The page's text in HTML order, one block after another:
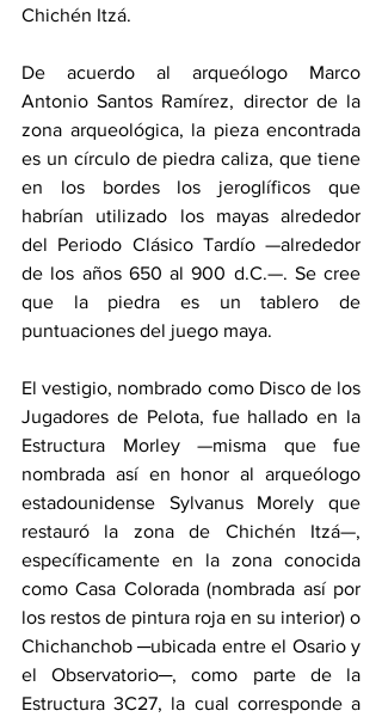
Chichén Itzá.
De acuerdo al arqueólogo Marco
Antonio Santos Ramírez, director de la
zona arqueológica, la pieza encontrada
es un círculo de piedra caliza, que tiene
en los bordes los jeroglíficos que
habrían utilizado los mayas alrededor
del Periodo Clásico Tardío —alrededor
de los años 650 al 900 d.C.—. Se cree
que la piedra es un tablero de
puntuaciones del juego maya.
El vestigio, nombrado como Disco de los
Jugadores de Pelota, fue hallado en la
Estructura Morley —misma que fue
nombrada así en honor al arqueólogo
estadounidense Sylvanus Morely que
restauró la zona de Chichén Itzá—,
específicamente en la zona conocida
como Casa Colorada (nombrada así por
los restos de pintura roja en su interior) o
Chichanchob ─ubicada entre el Osario y
el Observatorio─, como parte de la
Estructura 3C27, la cual corresponde a